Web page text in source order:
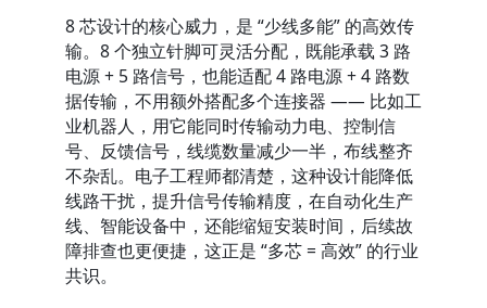
8 芯设计的核心威力，是 “少线多能” 的高效传
输。8 个独立针脚可灵活分配，既能承载 3 路
电源 + 5 路信号，也能适配 4 路电源 + 4 路数
据传输，不用额外搭配多个连接器 —— 比如工
业机器人，用它能同时传输动力电、控制信
号、反馈信号，线缆数量减少一半，布线整齐
不杂乱。电子工程师都清楚，这种设计能降低
线路干扰，提升信号传输精度，在自动化生产
线、智能设备中，还能缩短安装时间，后续故
障排查也更便捷，这正是 “多芯 = 高效” 的行业
共识。